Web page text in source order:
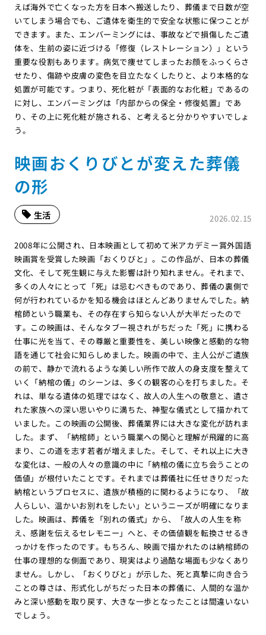
えば海外で亡くなった方を日本へ搬送したり、葬儀まで日数が空
いてしまう場合でも、ご遺体を衛生的で安全な状態に保つことが
できます。また、エンバーミングには、事故などで損傷したご遺
体を、生前の姿に近づける「修復（レストレーション）」という
重要な役割もあります。病気で痩せてしまったお顔をふっくらさ
せたり、傷跡や皮膚の変色を目立たなくしたりと、より本格的な
処置が可能です。つまり、死化粧が「表面的なお化粧」であるの
に対し、エンバーミングは「内部からの保全・修復処置」であ
り、その上に死化粧が施される、と考えると分かりやすいでしょ
う。
映画おくりびとが変えた葬儀
の形
2026.02.15
生活
2008年に公開され、日本映画として初めて米アカデミー賞外国語
映画賞を受賞した映画「おくりびと」。この作品が、日本の葬儀
文化、そして死生観に与えた影響は計り知れません。それまで、
多くの人々にとって「死」は忌むべきものであり、葬儀の裏側で
何が行われているかを知る機会はほとんどありませんでした。納
棺師という職業も、その存在すら知らない人が大半だったので
す。この映画は、そんなタブー視されがちだった「死」に携わる
仕事に光を当て、その尊厳と重要性を、美しい映像と感動的な物
語を通じて社会に知らしめました。映画の中で、主人公がご遺族
の前で、静かで流れるような美しい所作で故人の身支度を整えて
いく「納棺の儀」のシーンは、多くの観客の心を打ちました。そ
れは、単なる遺体の処理ではなく、故人の人生への敬意と、遺さ
れた家族への深い思いやりに満ちた、神聖な儀式として描かれて
いました。この映画の公開後、葬儀業界には大きな変化が訪れま
した。まず、「納棺師」という職業への関心と理解が飛躍的に高
まり、この道を志す若者が増えました。そして、それ以上に大き
な変化は、一般の人々の意識の中に「納棺の儀に立ち会うことの
価値」が根付いたことです。それまでは葬儀社に任せきりだった
納棺というプロセスに、遺族が積極的に関わるようになり、「故
人らしい、温かいお別れをしたい」というニーズが明確になりま
した。映画は、葬儀を「別れの儀式」から、「故人の人生を称
え、感謝を伝えるセレモニー」へと、その価値観を転換させるき
っかけを作ったのです。もちろん、映画で描かれたのは納棺師の
仕事の理想的な側面であり、現実はより過酷な場面も少なくあり
ません。しかし、「おくりびと」が示した、死と真摯に向き合う
ことの尊さは、形式化しがちだった日本の葬儀に、人間的な温か
みと深い感動を取り戻す、大きな一歩となったことは間違いない
でしょう。